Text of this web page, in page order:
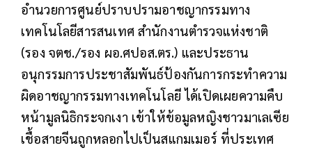
อำนวยการศูนย์ปราบปรามอาชญากรรมทาง
เทคโนโลยีสารสนเทศ สำนักงานตำรวจแห่งชาติ
(รอง จตช./รอง ผอ.ศปอส.ตร.) และประธาน
อนุกรรมการประชาสัมพันธ์ป้องกันการกระทำความ
ผิดอาชญากรรมทางเทคโนโลยี ได้เปิดเผยความคืบ
หน้ามูลนิธิกระจกเงา เข้าให้ข้อมูลหญิงชาวมาเลเซีย
เชื้อสายจีนถูกหลอกไปเป็นสแกมเมอร์ ที่ประเทศ